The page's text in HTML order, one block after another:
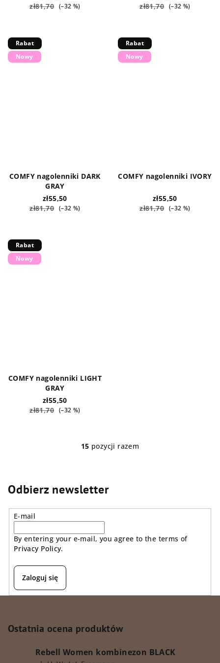
zł81,70 (–32 %)
zł81,70 (–32 %)
Rabat
Nowy
COMFY nagolenniki DARK
GRAY
zł55,50
zł81,70 (–32 %)
Rabat
Nowy
COMFY nagolenniki IVORY
zł55,50
zł81,70 (–32 %)
Rabat
Nowy
COMFY nagolenniki LIGHT
GRAY
zł55,50
zł81,70 (–32 %)
K
o
i
y
15 pozycji razem
Odbierz newsletter
E-mail
By entering your e-mail, you agree to the terms of
Privacy Policy.
Zaloguj się
Ostatnia ocena produktów
Rebell Women kombinezon BLACK